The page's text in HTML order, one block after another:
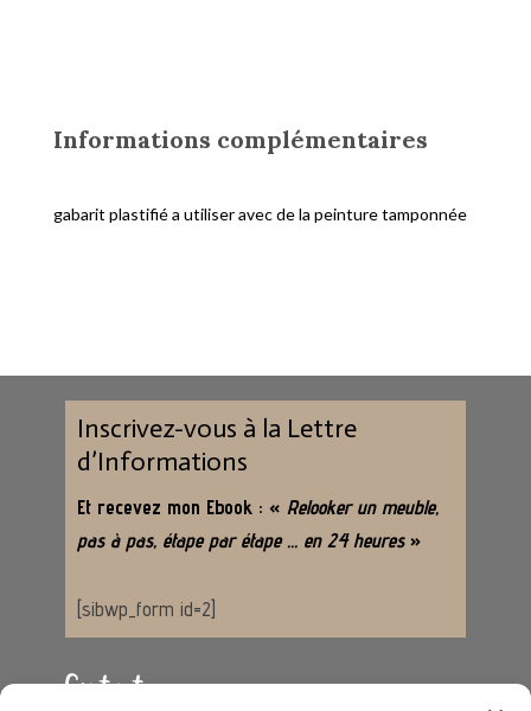
Informations complémentaires
gabarit plastifié a utiliser avec de la peinture tamponnée
Inscrivez-vous à la Lettre
d’Informations
Et recevez mon Ebook : « Relooker un meuble,
pas à pas, étape par étape … en 24 heures »
[sibwp_form id=2]
Contact